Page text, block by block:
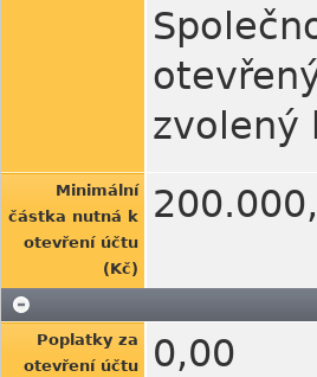
zvolený
Minimální
částka nutná k
otevření účtu
(Kč)
Poplatky za
otevření účtu
0,00